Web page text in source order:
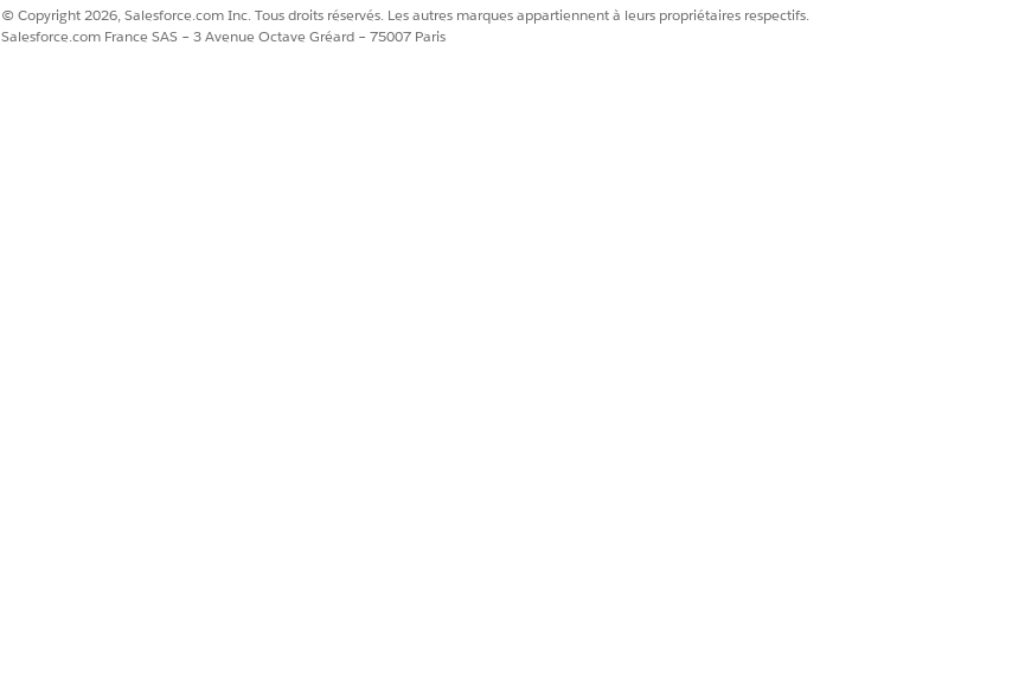
© Copyright 2026, Salesforce.com Inc. Tous droits réservés. Les autres marques appartiennent à leurs propriétaires respectifs.
Salesforce.com France SAS – 3 Avenue Octave Gréard – 75007 Paris